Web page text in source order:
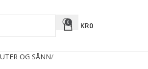
0 KR0
OG SÅNN